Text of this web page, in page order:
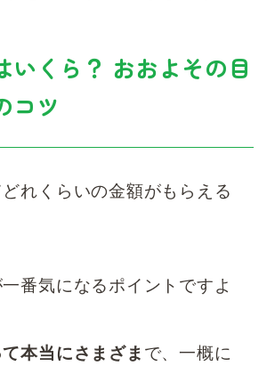
いくら？ おおよその目
コツ
どれくらいの金額がもらえる
番気になるポイントですよ
本当にさまざま で、一概に